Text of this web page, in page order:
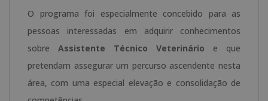
O programa foi especialmente concebido para as
pessoas interessadas em adquirir conhecimentos
sobre Assistente Técnico Veterinário e que
pretendam assegurar um percurso ascendente nesta
área, com uma especial elevação e consolidação de